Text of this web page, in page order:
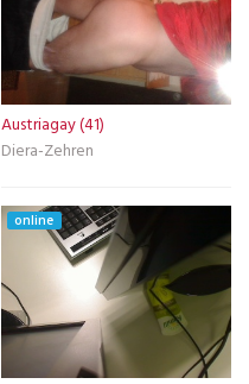
Austriagay (41)
Diera-Zehren
online